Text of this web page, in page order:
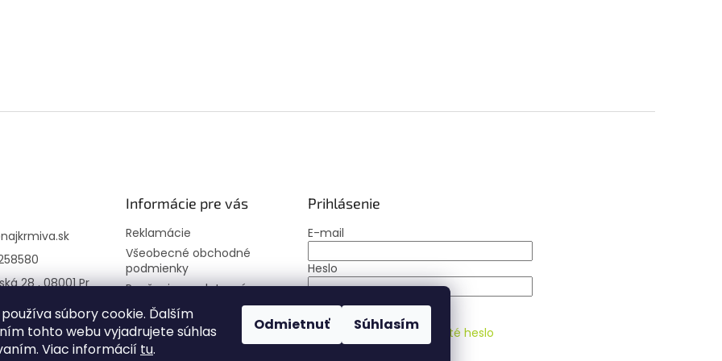
súbory cookie. Ďalším
tohto webu vyjadrujete súhlas
Viac informácií tu.
Odmietnuť Súhlasím
najkrmiva.sk
28 , 08001 Pr
Informácie pre vás
Reklamácie
Všeobecné obchodné
podmienky
Poučenie o uplatnení
práva spotrebiteľa
Moja objednávka
Prihlásenie
E-mail
Heslo
PRIHLÁSIŤ SA
Nová registráciaZabudnuté heslo